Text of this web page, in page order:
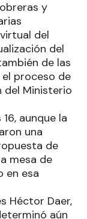
y
del
del
de las
proceso de
del Ministerio
aunque la
una
de
mesa de
en esa
Héctor Daer,
aún